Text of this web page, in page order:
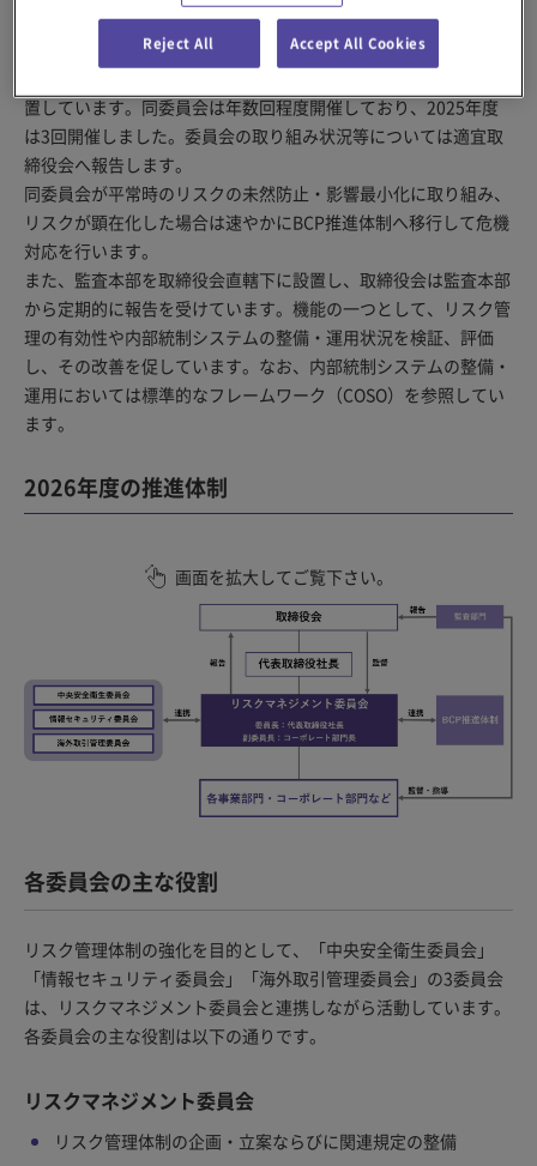
当社グループは、リスクマネジメントの活動指針を基に、代表取
締役社長を委員長、コーポレート部門長、事業部門長、グループ
置しています。同委員会は年数回程度開催しており、2025年度
は3回開催しました。委員会の取り組み状況等については適宜取
締役会へ報告します。
同委員会が平常時のリスクの未然防止・影響最小化に取り組み、
リスクが顕在化した場合は速やかにBCP推進体制へ移行して危機
対応を行います。
また、監査本部を取締役会直轄下に設置し、取締役会は監査本部
から定期的に報告を受けています。機能の一つとして、リスク管
理の有効性や内部統制システムの整備・運用状況を検証、評価
し、その改善を促しています。なお、内部統制システムの整備・
運用においては標準的なフレームワーク（COSO）を参照してい
ます。
2026年度の推進体制
画面を拡大してご覧下さい。
各委員会の主な役割
リスク管理体制の強化を目的として、「中央安全衛生委員会」
「情報セキュリティ委員会」「海外取引管理委員会」の3委員会
は、リスクマネジメント委員会と連携しながら活動しています。
各委員会の主な役割は以下の通りです。
リスクマネジメント委員会
リスク管理体制の企画・立案ならびに関連規定の整備
Reject All Accept All Cookies